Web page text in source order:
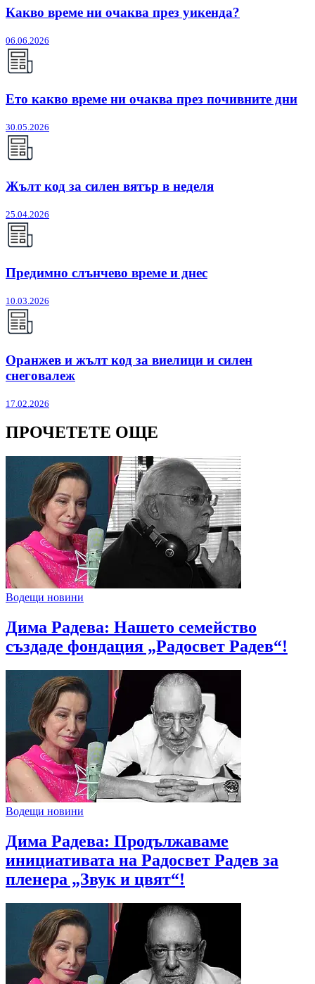
Какво време ни очаква през уикенда?
06.06.2026
Ето какво време ни очаква през почивните дни
30.05.2026
Жълт код за силен вятър в неделя
25.04.2026
Предимно слънчево време и днес
10.03.2026
Оранжев и жълт код за виелици и силен
снеговалеж
17.02.2026
ПРОЧЕТЕТЕ ОЩЕ
Водещи новини
Дима Радева: Нашето семейство
създаде фондация „Радосвет Радев“!
Водещи новини
Дима Радева: Продължаваме
инициативата на Радосвет Радев за
пленера „Звук и цвят“!